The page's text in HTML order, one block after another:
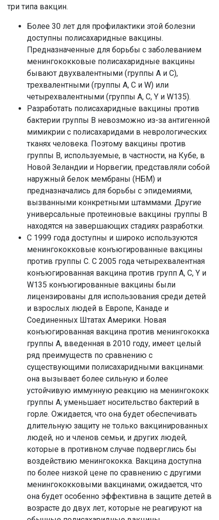
три типа вакцин.
Более 30 лет для профилактики этой болезни
доступны полисахаридные вакцины.
Предназначенные для борьбы с заболеванием
менингококковые полисахаридные вакцины
бывают двухвалентными (группы А и С),
трехвалентными (группы А, С и W) или
четырехвалентными (группы А, С, Y и W135).
Разработать полисахаридные вакцины против
бактерии группы В невозможно из-за антигенной
мимикрии с полисахаридами в неврологических
тканях человека. Поэтому вакцины против
группы В, используемые, в частности, на Кубе, в
Новой Зеландии и Норвегии, представляли собой
наружный белок мембраны (НБМ) и
предназначались для борьбы с эпидемиями,
вызванными конкретными штаммами. Другие
универсальные протеиновые вакцины группы В
находятся на завершающих стадиях разработки.
С 1999 года доступны и широко используются
менингококковые конъюгированные вакцины
против группы С. С 2005 года четырехвалентная
конъюгированная вакцина против групп А, C, Y и
W135 конъюгированные вакцины были
лицензированы для использования среди детей
и взрослых людей в Европе, Канаде и
Соединенных Штатах Америки. Новая
конъюгированная вакцина против менингококка
группы А, введенная в 2010 году, имеет целый
ряд преимуществ по сравнению с
существующими полисахаридными вакцинами:
она вызывает более сильную и более
устойчивую иммунную реакцию на менингококк
группы А; уменьшает носительство бактерий в
горле. Ожидается, что она будет обеспечивать
длительную защиту не только вакцинированных
людей, но и членов семьи, и других людей,
которые в противном случае подверглись бы
воздействию менингококка. Вакцина доступна
по более низкой цене по сравнению с другими
менингококковыми вакцинами; ожидается, что
она будет особенно эффективна в защите детей в
возрасте до двух лет, которые не реагируют на